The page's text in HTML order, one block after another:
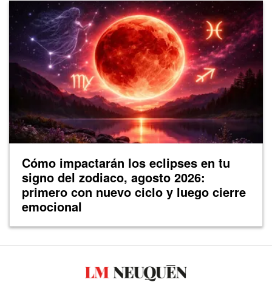
Cómo impactarán los eclipses en tu
signo del zodiaco, agosto 2026:
primero con nuevo ciclo y luego cierre
emocional